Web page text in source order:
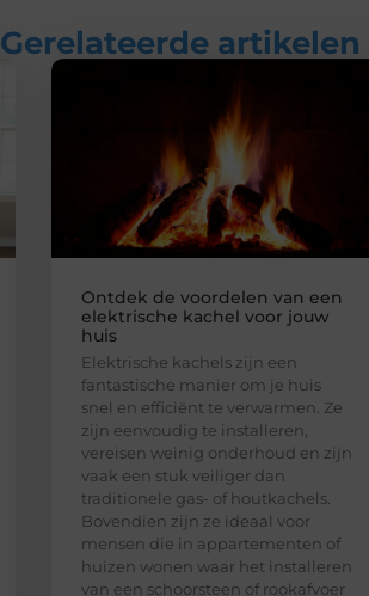
Gerelateerde artikelen
Ontdek de voordelen van een
elektrische kachel voor jouw
huis
Elektrische kachels zijn een
fantastische manier om je huis
snel en efficiënt te verwarmen. Ze
zijn eenvoudig te installeren,
vereisen weinig onderhoud en zijn
vaak een stuk veiliger dan
traditionele gas- of houtkachels.
Bovendien zijn ze ideaal voor
mensen die in appartementen of
huizen wonen waar het installeren
van een schoorsteen of rookafvoer